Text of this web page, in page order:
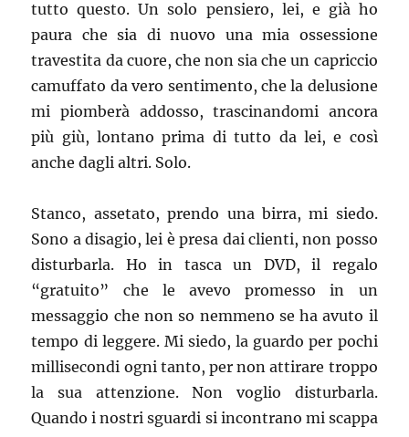
tutto questo. Un solo pensiero, lei, e già ho
paura che sia di nuovo una mia ossessione
travestita da cuore, che non sia che un capriccio
camuffato da vero sentimento, che la delusione
mi piomberà addosso, trascinandomi ancora
più giù, lontano prima di tutto da lei, e così
anche dagli altri. Solo.
Stanco, assetato, prendo una birra, mi siedo.
Sono a disagio, lei è presa dai clienti, non posso
disturbarla. Ho in tasca un DVD, il regalo
“gratuito” che le avevo promesso in un
messaggio che non so nemmeno se ha avuto il
tempo di leggere. Mi siedo, la guardo per pochi
millisecondi ogni tanto, per non attirare troppo
la sua attenzione. Non voglio disturbarla.
Quando i nostri sguardi si incontrano mi scappa